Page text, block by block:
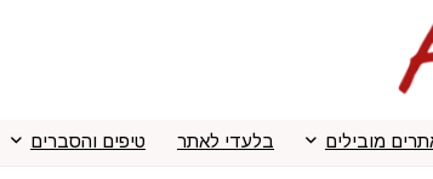
מובילים בלעדי לאתר טיפים והסברים